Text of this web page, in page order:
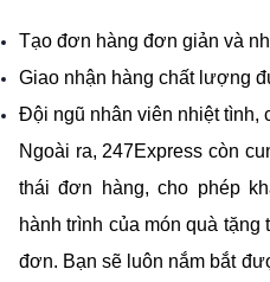
Tạo đơn hàng đơn giản và
Giao nhận hàng chất lượng
Đội ngũ nhân viên nhiệt tình,
Ngoài ra, 247Express còn
thái đơn hàng, cho phép
hành trình của món quà tặng
đơn. Bạn sẽ luôn nắm bắt